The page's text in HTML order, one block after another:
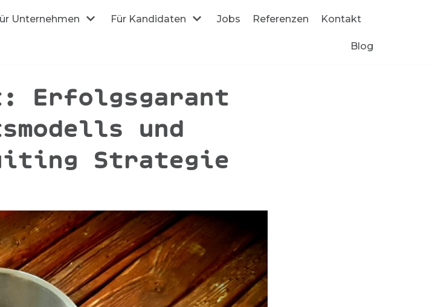
Unternehmen Für Kandidaten Jobs Referenzen Kontakt
Blog
Erfolgsgarant
und
Strategie